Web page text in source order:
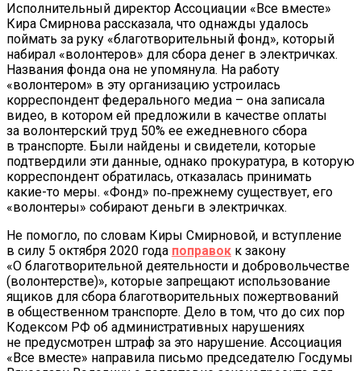
Исполнительный директор Ассоциации «Все вместе»
Кира Смирнова рассказала, что однажды удалось
поймать за руку «благотворительный фонд», который
набирал «волонтеров» для сбора денег в электричках.
Названия фонда она не упомянула. На работу
«волонтером» в эту организацию устроилась
корреспондент федерального медиа – она записала
видео, в котором ей предложили в качестве оплаты
за волонтерский труд 50% ее ежедневного сбора
в транспорте. Были найдены и свидетели, которые
подтвердили эти данные, однако прокуратура, в которую
корреспондент обратилась, отказалась принимать
какие-то меры. «Фонд» по‑прежнему существует, его
«волонтеры» собирают деньги в электричках.
Не помогло, по словам Киры Смирновой, и вступление
в силу 5 октября 2020 года поправок к закону
«О благотворительной деятельности и добровольчестве
(волонтерстве)», которые запрещают использование
ящиков для сбора благотворительных пожертвований
в общественном транспорте. Дело в том, что до сих пор
Кодексом РФ об административных нарушениях
не предусмотрен штраф за это нарушение. Ассоциация
«Все вместе» направила письмо председателю Госдумы